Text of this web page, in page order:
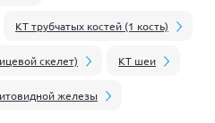
КТ трубчатых костей (1 кость)
скелет) КТ шеи
железы